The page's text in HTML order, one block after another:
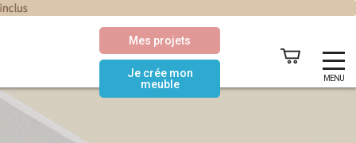
MENU
Mes projets
Je crée mon
meuble